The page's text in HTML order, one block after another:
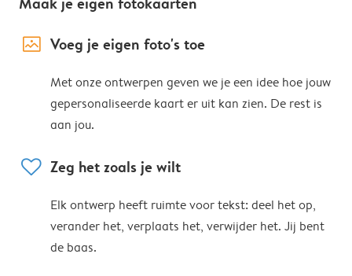
image_placeholder Voeg je eigen foto's toe
Met onze ontwerpen geven we je een idee hoe jouw
gepersonaliseerde kaart er uit kan zien. De rest is
aan jou.
heart Zeg het zoals je wilt
Elk ontwerp heeft ruimte voor tekst: deel het op,
verander het, verplaats het, verwijder het. Jij bent
de baas.